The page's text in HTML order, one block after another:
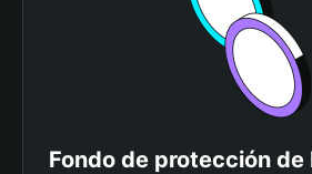
Fondo de protección